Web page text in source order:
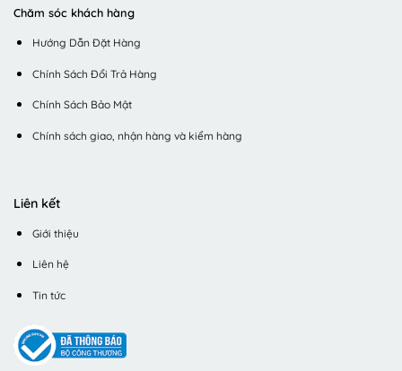
Chăm sóc khách hàng
Hướng Dẫn Đặt Hàng
Chính Sách Đổi Trả Hàng
Chính Sách Bảo Mật
Chính sách giao, nhận hàng và kiểm hàng
Liên kết
Giới thiệu
Liên hệ
Tin tức